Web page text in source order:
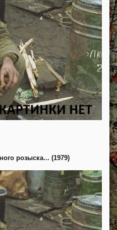
розыска... (1979)